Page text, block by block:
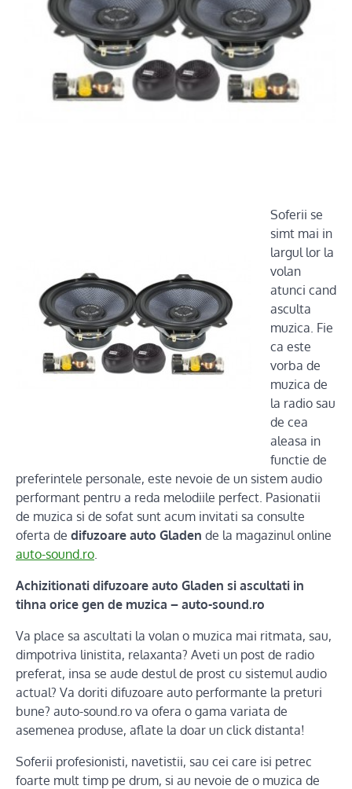
Soferii se
simt mai in
largul lor la
volan
atunci cand
asculta
muzica. Fie
ca este
vorba de
muzica de
la radio sau
de cea
aleasa in
functie de
preferintele personale, este nevoie de un sistem audio
performant pentru a reda melodiile perfect. Pasionatii
de muzica si de sofat sunt acum invitati sa consulte
oferta de difuzoare auto Gladen de la magazinul online
auto-sound.ro.
Achizitionati difuzoare auto Gladen si ascultati in
tihna orice gen de muzica – auto-sound.ro
Va place sa ascultati la volan o muzica mai ritmata, sau,
dimpotriva linistita, relaxanta? Aveti un post de radio
preferat, insa se aude destul de prost cu sistemul audio
actual? Va doriti difuzoare auto performante la preturi
bune? auto-sound.ro va ofera o gama variata de
asemenea produse, aflate la doar un click distanta!
Soferii profesionisti, navetistii, sau cei care isi petrec
foarte mult timp pe drum, si au nevoie de o muzica de